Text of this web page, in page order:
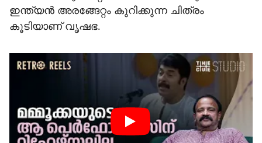
ഇന്ത്യന്‍ അരങ്ങേറ്റം കുറിക്കുന്ന ചിത്രം
കൂടിയാണ് വൃഷഭ.